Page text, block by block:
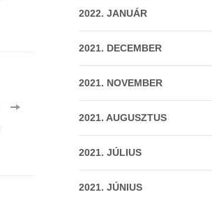
2022. JANUÁR
2021. DECEMBER
2021. NOVEMBER
2021. AUGUSZTUS
2021. JÚLIUS
2021. JÚNIUS